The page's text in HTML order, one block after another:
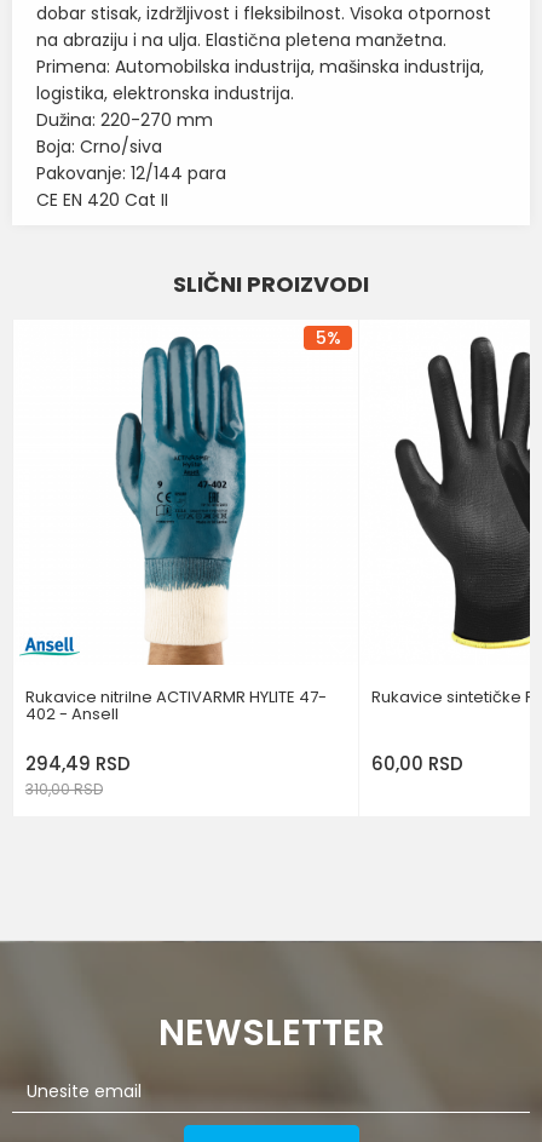
dobar stisak, izdržljivost i fleksibilnost. Visoka otpornost
na abraziju i na ulja. Elastična pletena manžetna.
Primena: Automobilska industrija, mašinska industrija,
logistika, elektronska industrija.
Dužina: 220-270 mm
Boja: Crno/siva
Pakovanje: 12/144 para
CE EN 420 Cat II
RUKAVICE ZA PRECIZNE RADOVE
SIVA
SLIČNI PROIZVODI
5%
Rukavice nitrilne ACTIVARMR HYLITE 47-
402 - Ansell
294,49 RSD
310,00RSD
Rukavice sintetičke
60,00 RSD
NEWSLETTER